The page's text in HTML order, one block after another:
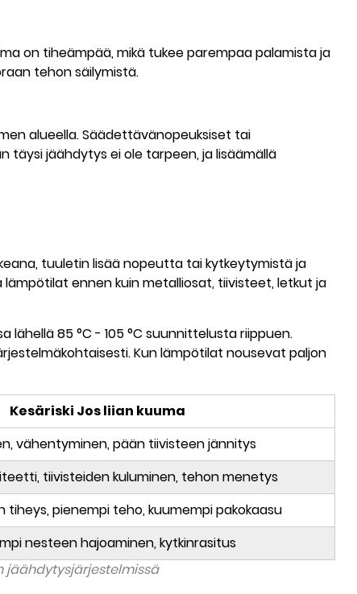
on tiheämpää, mikä tukee parempaa palamista ja
tehon säilymistä.
alueella. Säädettävänopeuksiset tai
jäähdytys ei ole tarpeen, ja lisäämällä
tuuletin lisää nopeutta tai kytkeytymistä ja
ennen kuin metalliosat, tiivisteet, letkut ja
lähellä85 °C - 105 °C suunnittelusta riippuen.
Kun lämpötilat nousevat paljon
jäähdytysjärjestelmissä
Kesäriski Jos liian kuuma
vähentyminen, pään tiivisteen jännitys
tiivisteiden kuluminen, tehon menetys
tiheys, pienempi teho, kuumempi pakokaasu
nesteen hajoaminen, kytkinrasitus